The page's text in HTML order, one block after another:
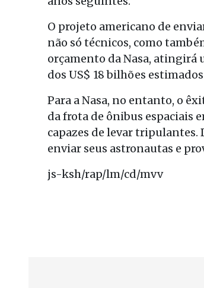
O projeto americano de
não só técnicos, como
orçamento da Nasa, atingirá
dos US$ 18 bilhões estimados
Para a Nasa, no entanto, o
da frota de ônibus espaciais
capazes de levar tripulantes.
enviar seus astronautas e
js-ksh/rap/lm/cd/mvv